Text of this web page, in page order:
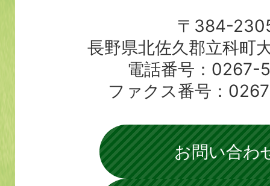
〒384-
長野県北佐久郡立科町
電話番号：0267-
ファクス番号：
お問い合わ